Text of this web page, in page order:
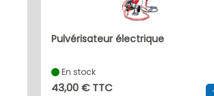
pulvérisateur électrique
En stock
43,00 € TTC